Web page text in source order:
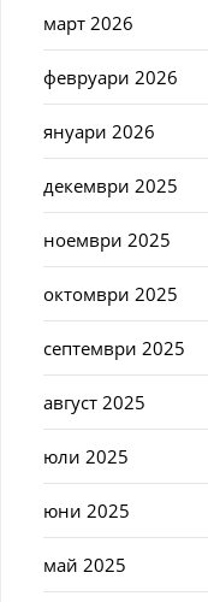
март 2026
февруари 2026
януари 2026
декември 2025
ноември 2025
октомври 2025
септември 2025
август 2025
юли 2025
юни 2025
май 2025